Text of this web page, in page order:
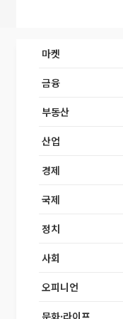
마켓
금융
부동산
산업
경제
국제
정치
사회
오피니언
문화·라이프